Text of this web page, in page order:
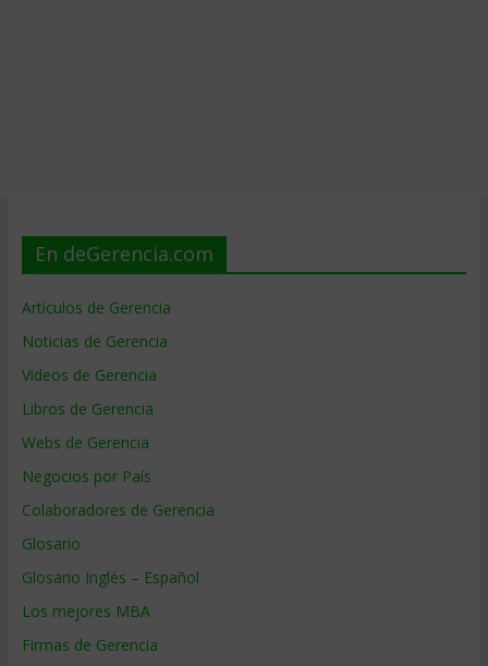
En deGerencia.com
Artículos de Gerencia
Noticias de Gerencia
Videos de Gerencia
Libros de Gerencia
Webs de Gerencia
Negocios por País
Colaboradores de Gerencia
Glosario
Glosario Inglés – Español
Los mejores MBA
Firmas de Gerencia